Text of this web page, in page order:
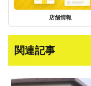
店舗情報
関連記事